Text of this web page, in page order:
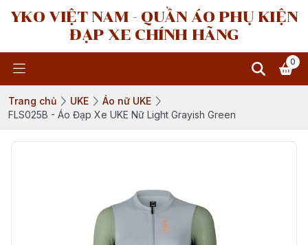
YKO VIỆT NAM - QUẦN ÁO PHỤ KIỆN
ĐẠP XE CHÍNH HÃNG
0
Trang chủ UKE
Áo nữ UKE
FLS025B - Áo Đạp Xe UKE Nữ Light Grayish Green